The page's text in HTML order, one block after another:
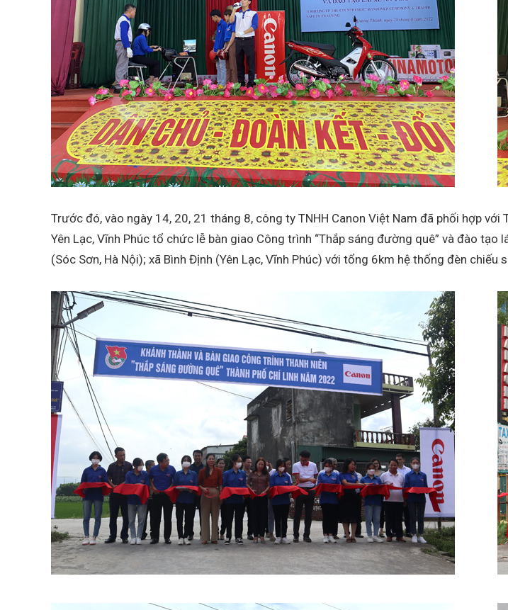
Trước đó, vào ngày 14, 20, 21 tháng 8, công ty TNHH Canon Việt Nam đã phối hợp
Yên Lạc, Vĩnh Phúc tổ chức lễ bàn giao Công trình “Thắp sáng đường quê” và đào tạo
(Sóc Sơn, Hà Nội); xã Bình Định (Yên Lạc, Vĩnh Phúc) với tổng 6km hệ thống đèn chiếu